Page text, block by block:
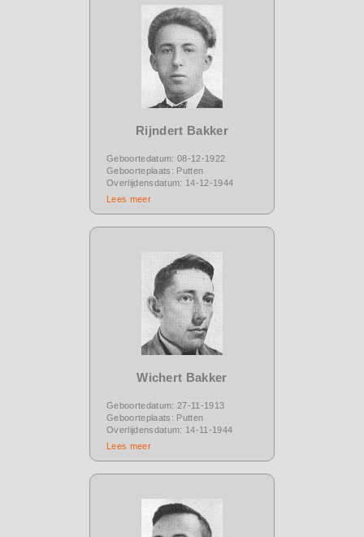
Rijndert Bakker
Geboortedatum: 08-12-1922
Geboorteplaats: Putten
Overlijdensdatum: 14-12-1944
Lees meer
Wichert Bakker
Geboortedatum: 27-11-1913
Geboorteplaats: Putten
Overlijdensdatum: 14-11-1944
Lees meer